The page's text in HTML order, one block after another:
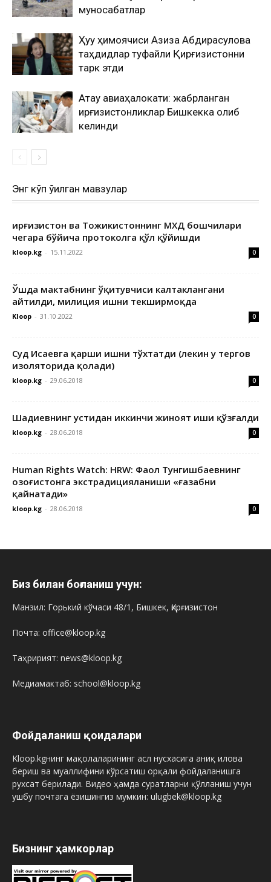
муносабатлар
Ҳуқуқ ҳимоячиси Азиза Абдирасулова
таҳдидлар туфайли Қирғизистонни
тарк этди
Ақтау авиаҳалокати: жабрланган
қирғизистонликлар Бишкекка олиб
келинди
Энг кўп ўқилган мавзулар
Қирғизистон ва Тожикистоннинг МХДҚ бошчилари
чегара бўйича протоколга қўл қўйишди
kloop.kg - 15.11.2022 0
Ўшда мактабнинг ўқитувчиси калтаклангани
айтилди, милиция ишни текширмоқда
Kloop - 31.10.2022 0
Суд Исаевга қарши ишни тўхтатди (лекин у тергов
изоляторида қолади)
kloop.kg - 29.06.2018 0
Шадиевнинг устидан иккинчи жиноят иши қўзғалди
kloop.kg - 28.06.2018 0
Human Rights Watch: HRW: Фаол Тунгишбаевнинг
Қозоғистонга экстрадицияланиши «ғазабни
қайнатади»
kloop.kg - 28.06.2018 0
Биз билан боғланиш учун:
Манзил: Горький кўчаси 48/1, Бишкек, Қирғизистон
Почта: office@kloop.kg
Таҳририят: news@kloop.kg
Медиамактаб: school@kloop.kg
Фойдаланиш қоидалари
Kloop.kgнинг мақолаларининг асл нусхасига аниқ илова
бериш ва муаллифини кўрсатиш орқали фойдаланишга
рухсат берилади. Видео ҳамда суратларни қўлланиш учун
ушбу почтага ёзишингиз мумкин: ulugbek@kloop.kg
Бизнинг ҳамкорлар